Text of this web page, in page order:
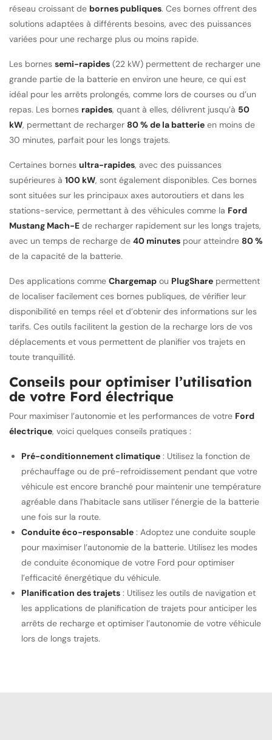
réseau croissant de bornes publiques. Ces bornes offrent des
solutions adaptées à différents besoins, avec des puissances
variées pour une recharge plus ou moins rapide.
Les bornes semi-rapides (22 kW) permettent de recharger une
grande partie de la batterie en environ une heure, ce qui est
idéal pour les arrêts prolongés, comme lors de courses ou d’un
repas. Les bornes rapides, quant à elles, délivrent jusqu’à 50
kW, permettant de recharger 80 % de la batterie en moins de
30 minutes, parfait pour les longs trajets.
Certaines bornes ultra-rapides, avec des puissances
supérieures à 100 kW, sont également disponibles. Ces bornes
sont situées sur les principaux axes autoroutiers et dans les
stations-service, permettant à des véhicules comme la Ford
Mustang Mach-E de recharger rapidement sur les longs trajets,
avec un temps de recharge de 40 minutes pour atteindre 80 %
de la capacité de la batterie.
Des applications comme Chargemap ou PlugShare permettent
de localiser facilement ces bornes publiques, de vérifier leur
disponibilité en temps réel et d’obtenir des informations sur les
tarifs. Ces outils facilitent la gestion de la recharge lors de vos
déplacements et vous permettent de planifier vos trajets en
toute tranquillité.
Conseils pour optimiser l’utilisation
de votre Ford électrique
Pour maximiser l’autonomie et les performances de votre Ford
électrique, voici quelques conseils pratiques :
Pré-conditionnement climatique : Utilisez la fonction de
préchauffage ou de pré-refroidissement pendant que votre
véhicule est encore branché pour maintenir une température
agréable dans l’habitacle sans utiliser l’énergie de la batterie
une fois sur la route.
Conduite éco-responsable : Adoptez une conduite souple
pour maximiser l’autonomie de la batterie. Utilisez les modes
de conduite économique de votre Ford pour optimiser
l’efficacité énergétique du véhicule.
Planification des trajets : Utilisez les outils de navigation et
les applications de planification de trajets pour anticiper les
arrêts de recharge et optimiser l’autonomie de votre véhicule
lors de longs trajets.